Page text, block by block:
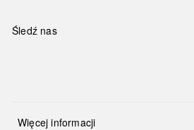
Śledź nas
Więcej informacji